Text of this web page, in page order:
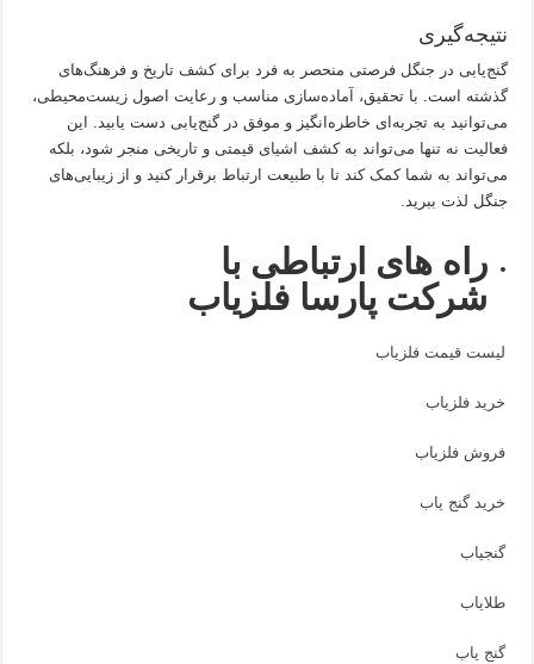
نتیجه‌گیری
گنج‌یابی در جنگل فرصتی منحصر به فرد برای کشف تاریخ و فرهنگ‌های
گذشته است. با تحقیق، آماده‌سازی مناسب و رعایت اصول زیست‌محیطی،
می‌توانید به تجربه‌ای خاطره‌انگیز و موفق در گنج‌یابی دست یابید. این
فعالیت نه تنها می‌تواند به کشف اشیای قیمتی و تاریخی منجر شود، بلکه
می‌تواند به شما کمک کند تا با طبیعت ارتباط برقرار کنید و از زیبایی‌های
جنگل لذت ببرید.
راه های ارتباطی با
شرکت پارسا فلزیاب
لیست قیمت فلزیاب
خرید فلزیاب
فروش فلزیاب
خرید گنج یاب
گنجیاب
طلایاب
گنج یاب